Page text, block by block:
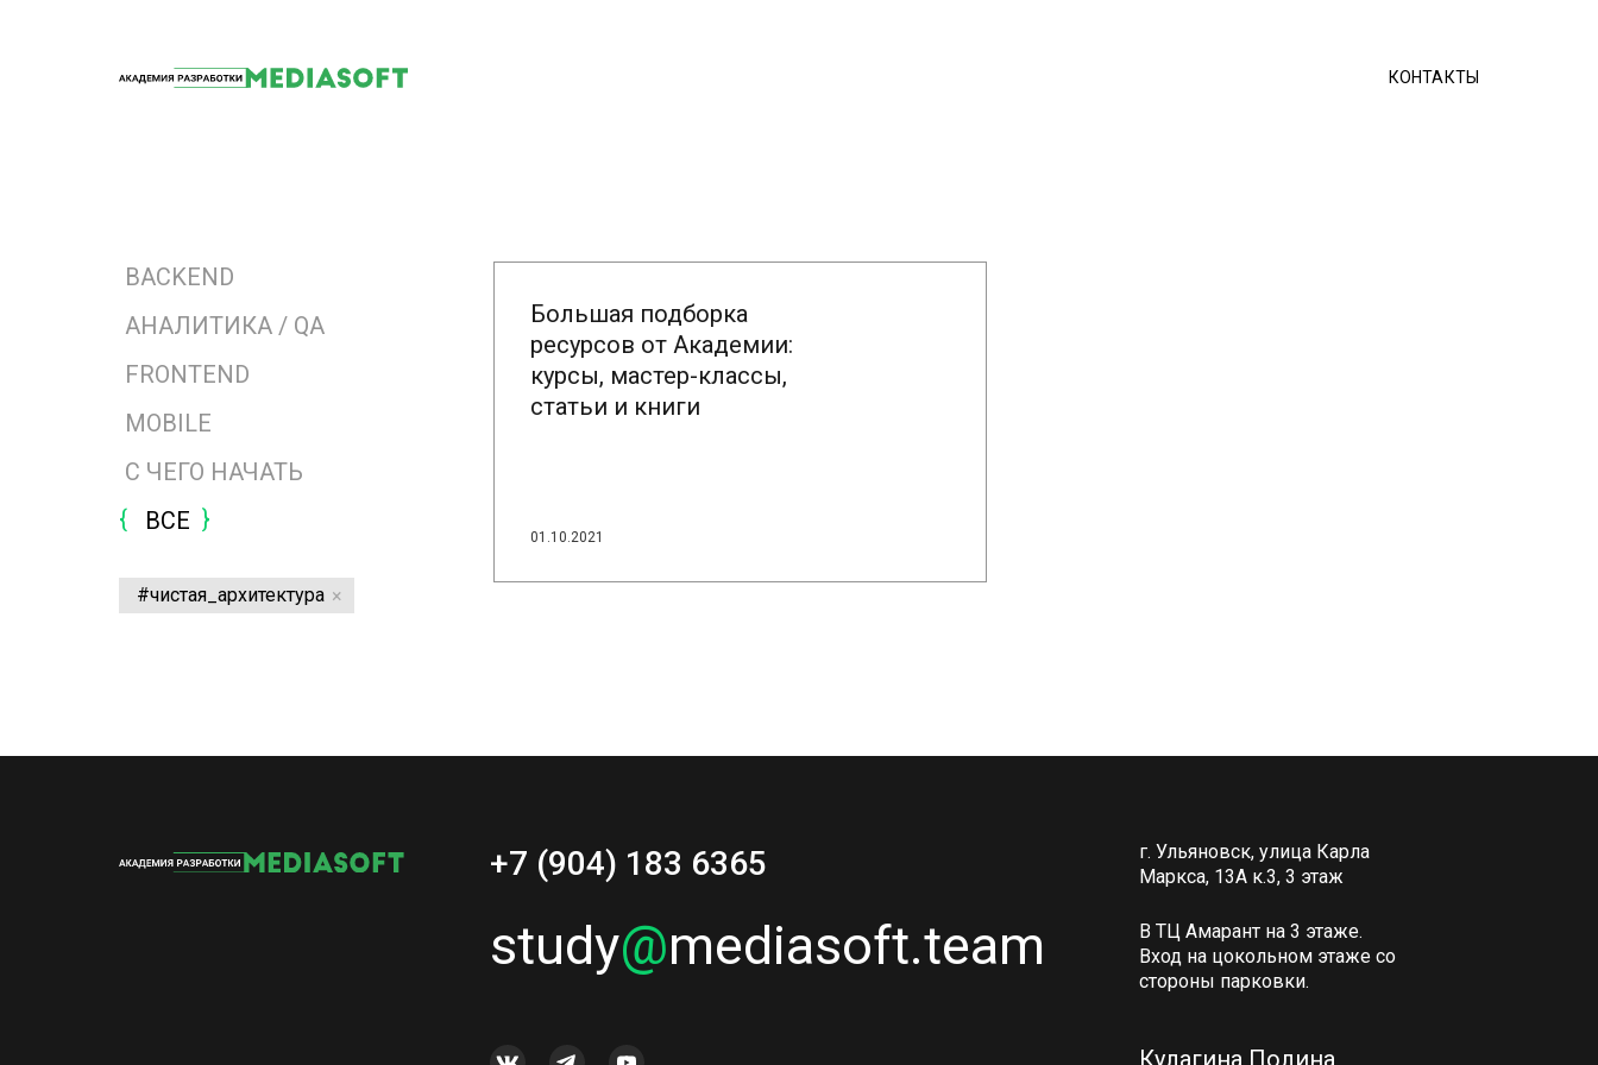
КОНТАКТЫ
BACKEND
АНАЛИТИКА / QA
FRONTEND
MOBILE
С ЧЕГО НАЧАТЬ
ВСЕ
#чистая_архитектура
Большая подборка
ресурсов от Академии:
курсы, мастер-классы,
статьи и книги
01.10.2021
+7 (904) 183 6365
study@mediasoft.team
г. Ульяновск, улица Карла
Маркса, 13А к.3, 3 этаж
В ТЦ Амарант на 3 этаже.
Вход на цокольном этаже со
стороны парковки.
Кулагина Полина